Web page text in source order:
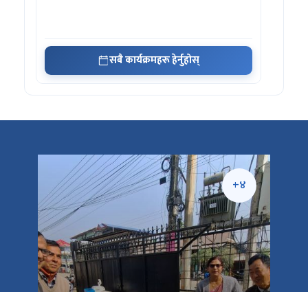
सबै कार्यक्रमहरू हेर्नुहोस्
+४